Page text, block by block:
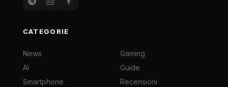
CATEGORIE
News
AI
Smartphone
Gaming
Guide
Recensioni